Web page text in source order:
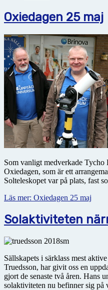
Oxiedagen 25 maj
Som vanligt medverkade Tycho
Oxiedagen, som är ett
Solteleskopet var på plats, fast
Läs mer: Oxiedagen 25 maj
Solaktiviteten
Sällskapets i särklass mest
Truedsson, har givit oss en
gjort de senaste två åren. Hans
solaktiviteten nu befinner sig på